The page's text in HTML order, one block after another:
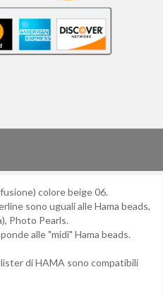
colore beige 06.
sono uguali alle Hama beads,
Photo Pearls.
alle "midi" Hama beads.
di HAMA sono compatibili